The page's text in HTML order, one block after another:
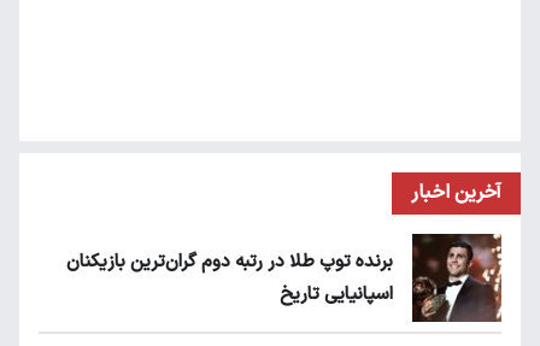
آخرین اخبار
برنده توپ طلا در رتبه دوم گران‌ترین بازیکنان
اسپانیایی تاریخ